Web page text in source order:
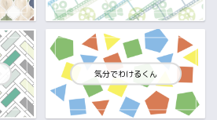
気分でわけるくん